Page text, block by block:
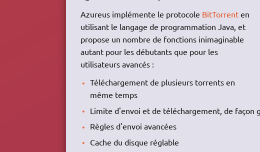
Azureus implémente le protocole BitTorrenten
utilisant le langage de programmation Java, et
propose un nombre de fonctions inimaginable
autant pour les débutants que pour les
utilisateurs avancés :
Téléchargement de plusieurs torrents en
même temps
Limite d'envoi et de téléchargement, de façon
Règles d'envoi avancées
Cache du disque réglable